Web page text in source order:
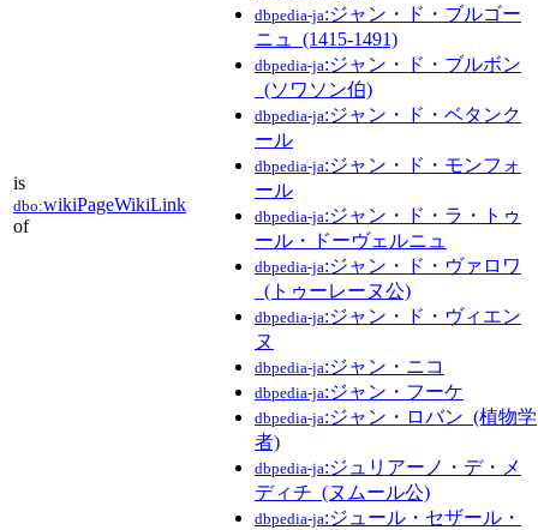
is
dbo:wikiPageWikiLink
of
dbpedia-ja:ジャン・ド・ブルゴー
ニュ_(1415-1491)
dbpedia-ja:ジャン・ド・ブルボン
_(ソワソン伯)
dbpedia-ja:ジャン・ド・ベタンク
ール
dbpedia-ja:ジャン・ド・モンフォ
ール
dbpedia-ja:ジャン・ド・ラ・トゥ
ール・ドーヴェルニュ
dbpedia-ja:ジャン・ド・ヴァロワ
_(トゥーレーヌ公)
dbpedia-ja:ジャン・ド・ヴィエン
ヌ
dbpedia-ja:ジャン・ニコ
dbpedia-ja:ジャン・フーケ
dbpedia-ja:ジャン・ロバン_(植物学
者)
dbpedia-ja:ジュリアーノ・デ・メ
ディチ_(ヌムール公)
dbpedia-ja:ジュール・セザール・